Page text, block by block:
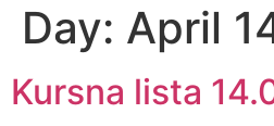
Day: April
Kursna lista